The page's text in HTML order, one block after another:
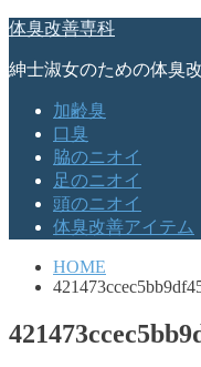
体臭改善専科
紳士淑女のための体臭
加齢臭
口臭
脇のニオイ
足のニオイ
頭のニオイ
体臭改善アイテム
HOME